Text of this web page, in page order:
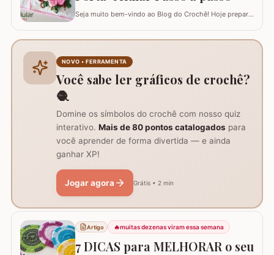
Seja muito bem-vindo ao Blog do Crochê! Hoje preparei
carregador dentro da bolsa, ele funciona como um
suporte inteligente na hora de carregar seu…
NOVO • FERRAMENTA
Você sabe ler gráficos de crochê?
🧶
Domine os símbolos do crochê com nosso quiz
interativo. Mais de 80 pontos catalogados para
você aprender de forma divertida — e ainda
ganhar XP!
Jogar agora Grátis • 2 min
Artigo 🔥muitas dezenas viram essa semana
7 DICAS para MELHORAR o seu